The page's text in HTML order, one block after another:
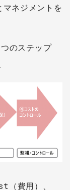
ネジメントを
のステップ
（費用）、